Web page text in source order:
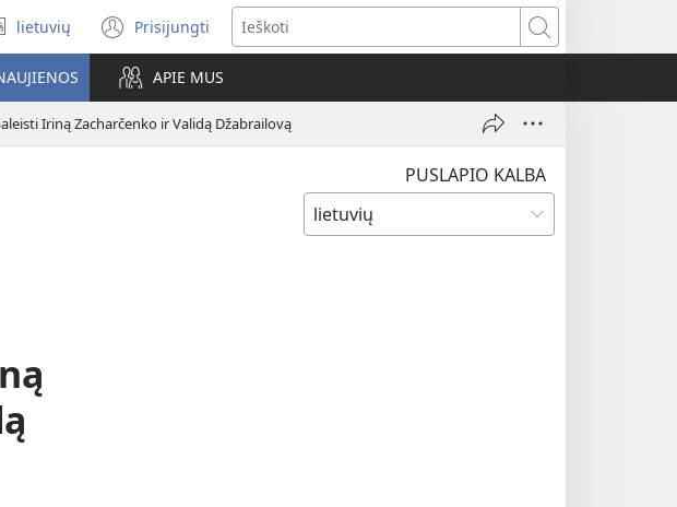
Pasirinkite
kalbą
lietuvių Prisijungti
(atsiveria
naujas
langas)
Ieškoti
APIE MUS
Iriną Zacharčenko ir Validą Džabrailovą
PUSLAPIO KALBA